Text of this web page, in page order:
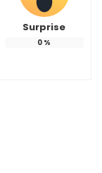
Surprise
0 %